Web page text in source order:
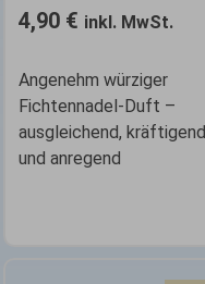
4,90 € inkl. MwSt.
Angenehm würziger
Fichtennadel-Duft –
ausgleichend, kräftigend
und anregend